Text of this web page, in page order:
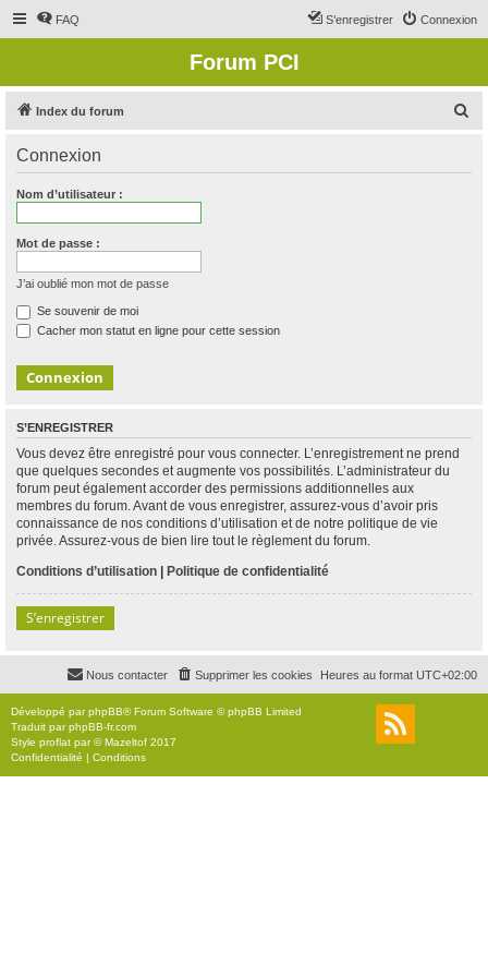
FAQ Connexion
S’enregistrer
Forum PCI
Index du forum
Connexion
Nom d’utilisateur :
Mot de passe :
J’ai oublié mon mot de passe
Se souvenir de moi
Cacher mon statut en ligne pour cette session
S’ENREGISTRER
Vous devez être enregistré pour vous connecter. L’enregistrement ne prend
que quelques secondes et augmente vos possibilités. L’administrateur du
forum peut également accorder des permissions additionnelles aux
membres du forum. Avant de vous enregistrer, assurez-vous d’avoir pris
connaissance de nos conditions d’utilisation et de notre politique de vie
privée. Assurez-vous de bien lire tout le règlement du forum.
Conditions d’utilisation | Politique de confidentialité
S’enregistrer
Heures au format UTC+02:00
Supprimer les cookies
Nous contacter
Développé parphpBB® Forum Software © phpBB Limited
Traduit parphpBB-fr.com
Style proflat par ©Mazeltof 2017
Confidentialité | Conditions